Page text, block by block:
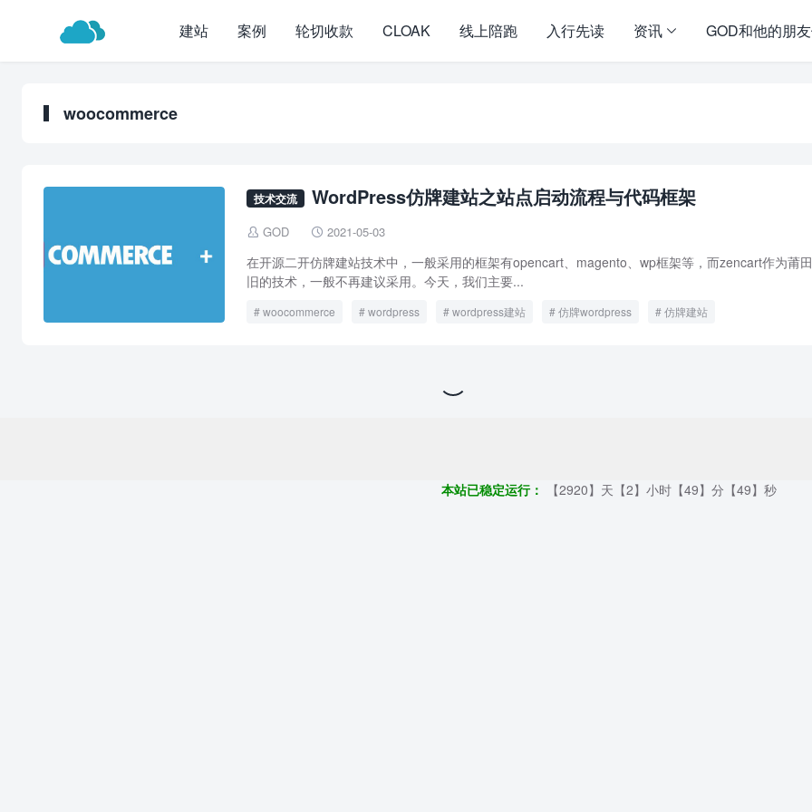
建站 案例 轮切收款 CLOAK 线上陪跑 入行先读 资讯 GOD和他的朋
woocommerce
技术交流 WordPress仿牌建站之站点启动流程与代码框架
 GOD  2021-05-03
在开源二开仿牌建站技术中，一般采用的框架有opencart、magento、wp框架等，而zencart作为莆
旧的技术，一般不再建议采用。今天，我们主要...
woocommerce wordpress wordpress建站 仿牌wordpress 仿牌建站
本站已稳定运行： 【2920】天【2】小时【49】分【50】秒